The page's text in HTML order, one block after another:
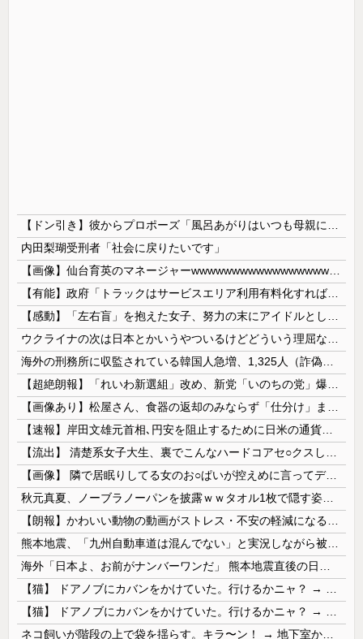
内田梨瑚受刑者「社会に戻りたいです」
【有能】政府「トラックはサービスエリア利用有料化すればサボらず走るし流問題解決じゃね？」
【画像】 隣で居眠りしてる女のお○ぱいが控えめに言ってデカいｗｗｗ